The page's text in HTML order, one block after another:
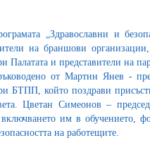
„Здравославни и
на браншови
Палатата и представители на
от Мартин Янев -
БТПП, който поздрави
Цветан Симеонов –
включването им в обучението,
на работещите.